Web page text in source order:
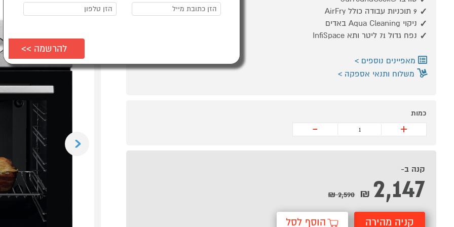
Previous
9 תוכניות עבודה כולל AirFry
ניקוי Aqua Cleaning באדים
נפח גדול 71 ליטר ותא InfiSpace
מאפיינים נוספים
משלוח ותנאי אספקה
כמות
+
-
קנה ב-
2,147
₪
2,590 ₪
קניה מהירה הוסף לסל